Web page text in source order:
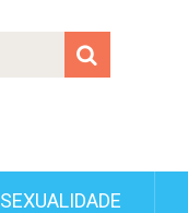
SEXUALIDADE